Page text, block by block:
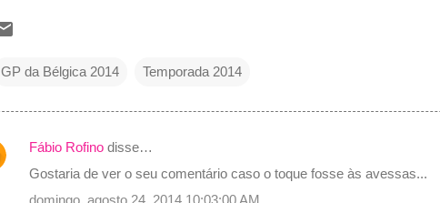
GP da Bélgica 2014 Temporada 2014
Fábio Rofino disse…
Gostaria de ver o seu comentário caso o toque fosse às avessas...